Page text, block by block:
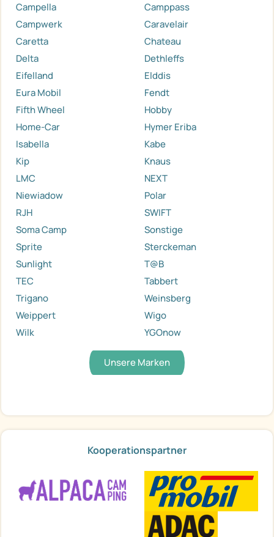
Campella
Camppass
Campwerk
Caravelair
Caretta
Chateau
Delta
Dethleffs
Eifelland
Elddis
Eura Mobil
Fendt
Fifth Wheel
Hobby
Home-Car
Hymer Eriba
Isabella
Kabe
Kip
Knaus
LMC
NEXT
Niewiadow
Polar
RJH
SWIFT
Soma Camp
Sonstige
Sprite
Sterckeman
Sunlight
T@B
TEC
Tabbert
Trigano
Weinsberg
Weippert
Wigo
Wilk
YGOnow
Unsere Marken
Kooperationspartner